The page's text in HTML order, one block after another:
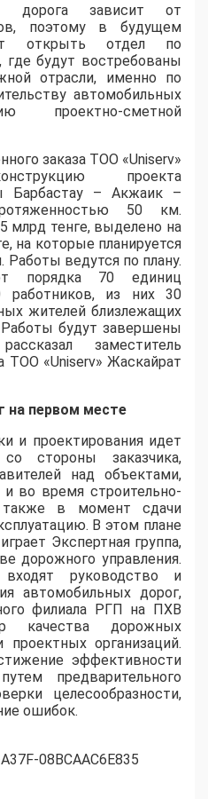
дорога зависит от
поэтому в будущем
открыть отдел по
где будут востребованы
отрасли, именно по
автомобильных
проектно-сметной
заказа ТОО «Uniserv»
проекта
Барбастау – Акжаик –
50 км.
млрд тенге, выделено на
на которые планируется
Работы ведутся по плану.
порядка 70 единиц
работников, из них 30
жителей близлежащих
будут завершены
заместитель
ТОО «Uniserv» Жаскайрат
на первом месте
и проектирования идет
стороны заказчика,
над объектами,
во время строительно-
в момент сдачи
В этом плане
Экспертная группа,
дорожного управления.
руководство и
автомобильных дорог,
филиала РГП на ПХВ
качества дорожных
организаций.
эффективности
предварительного
целесообразности,
ошибок.